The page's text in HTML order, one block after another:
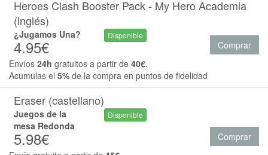
Heroes Clash Booster Pack - My Hero Academia
(inglés)
¿Jugamos Una?
4.95€
Disponible
Comprar
Envíos 24h gratuitos a partir de 40€.
Acumulas el 5% de la compra en puntos de fidelidad
Eraser (castellano)
Juegos de la
mesa Redonda
5.98€
Disponible
Comprar